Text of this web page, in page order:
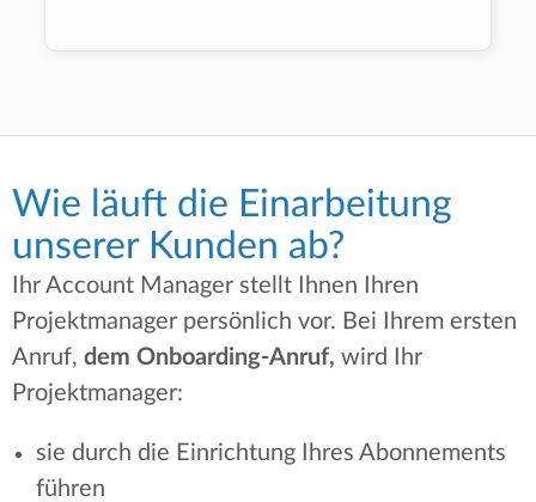
Wie läuft die Einarbeitung
unserer Kunden ab?
Ihr Account Manager stellt Ihnen Ihren
Projektmanager persönlich vor. Bei Ihrem ersten
Anruf, dem Onboarding-Anruf, wird Ihr
Projektmanager:
sie durch die Einrichtung Ihres Abonnements
führen